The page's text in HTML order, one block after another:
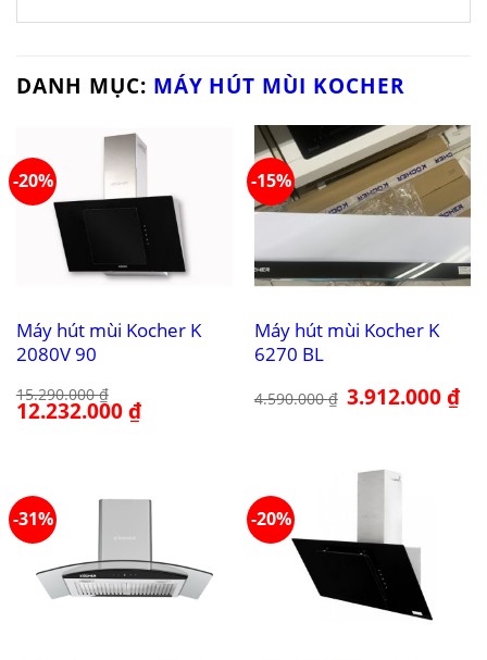
DANH MỤC: MÁY HÚT MÙI KOCHER
-20%
Máy hút mùi Kocher K
2080V 90
15.290.000₫
Giá
gốc
12.232.000₫Giá
hiện
-15%
Máy hút mùi Kocher K
6270 BL
4.590.000₫ Giá
gốc
3.912.000₫Giá
-31% -20%